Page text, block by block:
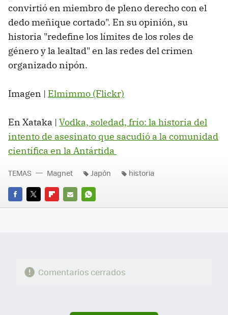
convirtió en miembro de pleno derecho con el
dedo meñique cortado". En su opinión, su
historia "redefine los límites de los roles de
género y la lealtad" en las redes del crimen
organizado nipón.
Imagen | Elmimmo (Flickr)
En Xataka | Vodka, soledad, frío: la historia del
intento de asesinato que sacudió a la comunidad
científica en la Antártida
FACEBOOK
TWITTERFLIPBOARD
E-
WHATSAPP
TEMAS Magnet Japón historia
Comentarios cerrados